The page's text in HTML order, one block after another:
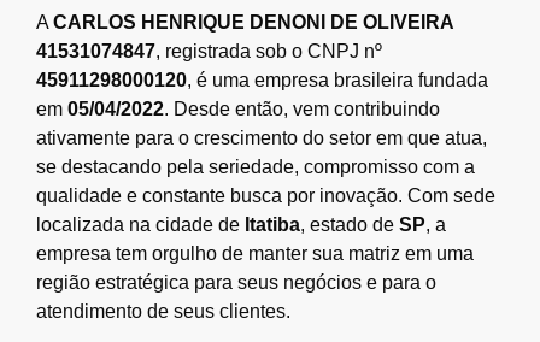
ACARLOS HENRIQUE DENONI DE OLIVEIRA
41531074847, registrada sob o CNPJ nº
45911298000120, é uma empresa brasileira fundada
em 05/04/2022. Desde então, vem contribuindo
ativamente para o crescimento do setor em que atua,
se destacando pela seriedade, compromisso com a
qualidade e constante busca por inovação. Com sede
localizada na cidade de Itatiba, estado de SP, a
empresa tem orgulho de manter sua matriz em uma
região estratégica para seus negócios e para o
atendimento de seus clientes.